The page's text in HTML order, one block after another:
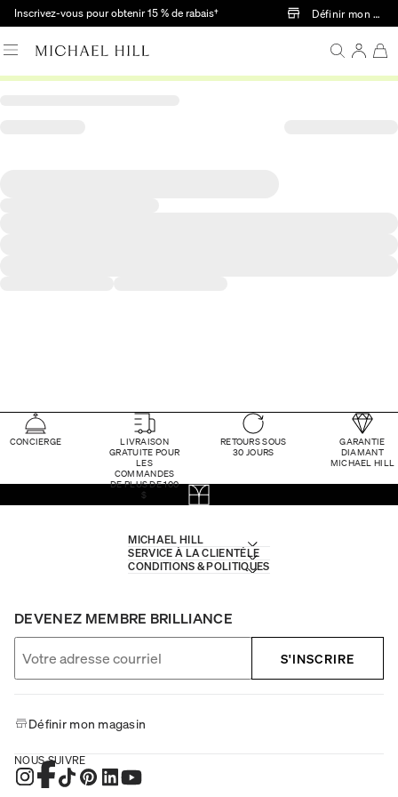
Passer au contenu principal
Inscrivez-vous pour obtenir 15 % de rabais† Définir mon
CONCIERGE
LIVRAISON
GRATUITE POUR
LES
COMMANDES
DE PLUS DE 100
$
RETOURS SOUS
30 JOURS
GARANTIE
DIAMANT
MICHAEL HILL
MICHAEL HILL
SERVICE À LA CLIENTÈLE
CONDITIONS & POLITIQUES
DEVENEZ MEMBRE BRILLIANCE
S'INSCRIRE
Définir mon magasin
NOUS SUIVRE